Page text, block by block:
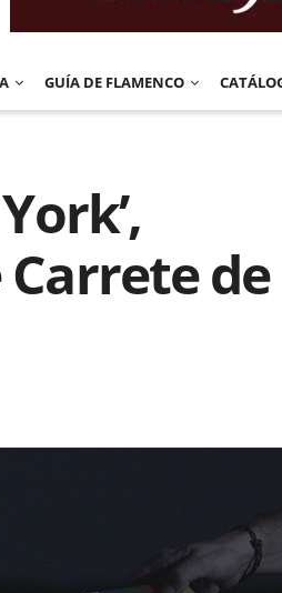
GUÍA DE FLAMENCO
de